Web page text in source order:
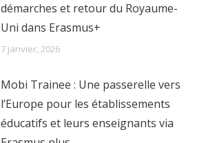
démarches et retour du Royaume-
Uni dans Erasmus+
7 janvier, 2026
Mobi Trainee : Une passerelle vers
l’Europe pour les établissements
éducatifs et leurs enseignants via